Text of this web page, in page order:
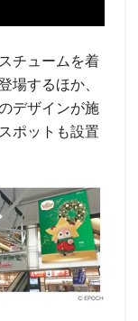
チュームを着
場するほか、
デザインが施
ポットも設置